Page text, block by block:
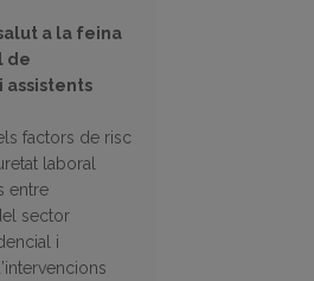
a la feina
de
assistents
factors de risc
laboral
entre
sector
i